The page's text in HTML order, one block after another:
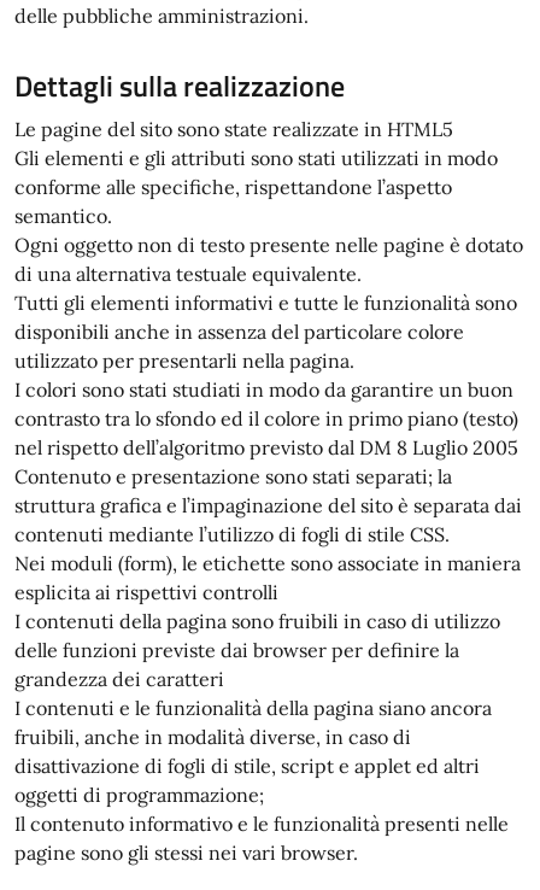
delle pubbliche amministrazioni.
Dettagli sulla realizzazione
Le pagine del sito sono state realizzate in HTML5
Gli elementi e gli attributi sono stati utilizzati in modo
conforme alle specifiche, rispettandone l’aspetto
semantico.
Ogni oggetto non di testo presente nelle pagine è dotato
di una alternativa testuale equivalente.
Tutti gli elementi informativi e tutte le funzionalità sono
disponibili anche in assenza del particolare colore
utilizzato per presentarli nella pagina.
I colori sono stati studiati in modo da garantire un buon
contrasto tra lo sfondo ed il colore in primo piano (testo)
nel rispetto dell’algoritmo previsto dal DM 8 Luglio 2005
Contenuto e presentazione sono stati separati; la
struttura grafica e l’impaginazione del sito è separata dai
contenuti mediante l’utilizzo di fogli di stile CSS.
Nei moduli (form), le etichette sono associate in maniera
esplicita ai rispettivi controlli
I contenuti della pagina sono fruibili in caso di utilizzo
delle funzioni previste dai browser per definire la
grandezza dei caratteri
I contenuti e le funzionalità della pagina siano ancora
fruibili, anche in modalità diverse, in caso di
disattivazione di fogli di stile, script e applet ed altri
oggetti di programmazione;
Il contenuto informativo e le funzionalità presenti nelle
pagine sono gli stessi nei vari browser.